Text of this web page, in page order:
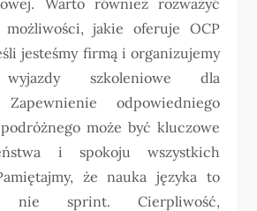
możliwości, jakie oferuje OCP
jesteśmy firmą i organizujemy
wyjazdy szkoleniowe dla
Zapewnienie odpowiedniego
może być kluczowe
i spokoju wszystkich
że nauka języka to
nie sprint. Cierpliwość,